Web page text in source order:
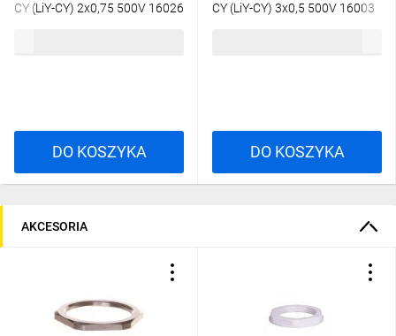
CY (LiY-CY) 2x0,75 500V 16026
DO KOSZYKA
CY (LiY-CY) 3x0,5 500V 16003
DO KOSZYKA
AKCESORIA